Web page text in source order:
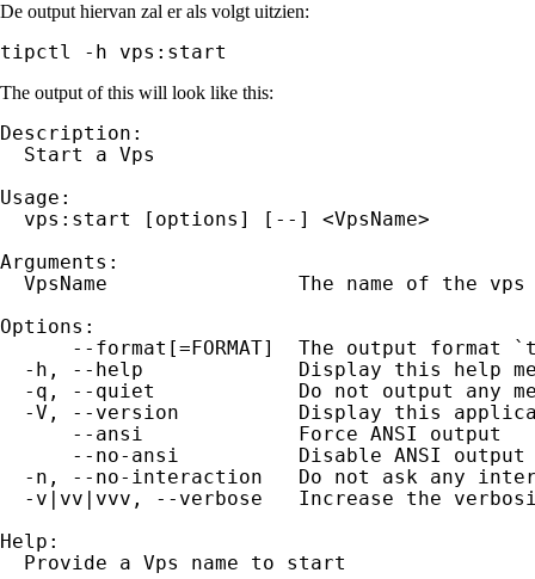
De output hiervan zal er als volgt uitzien:
tipctl -h vps:start
The output of this will look like this:
Description:
Start a Vps
Usage:
vps:start [options] [--] <VpsName>
Arguments:
VpsName                The name of the vps
Options:
--format[=FORMAT]  The output
-h, --help             Display this help
-q, --quiet            Do not output any
-V, --version          Display this
--ansi             Force ANSI output
--no-ansi          Disable ANSI output
-n, --no-interaction   Do not ask any
-v|vv|vvv, --verbose   Increase the
Help:
Provide a Vps name to start